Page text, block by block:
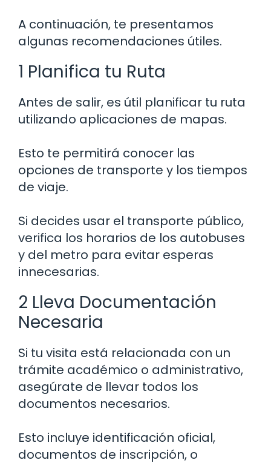
A continuación, te presentamos
algunas recomendaciones útiles.
1 Planifica tu Ruta
Antes de salir, es útil planificar tu ruta
utilizando aplicaciones de mapas.
Esto te permitirá conocer las
opciones de transporte y los tiempos
de viaje.
Si decides usar el transporte público,
verifica los horarios de los autobuses
y del metro para evitar esperas
innecesarias.
2 Lleva Documentación
Necesaria
Si tu visita está relacionada con un
trámite académico o administrativo,
asegúrate de llevar todos los
documentos necesarios.
Esto incluye identificación oficial,
documentos de inscripción, o